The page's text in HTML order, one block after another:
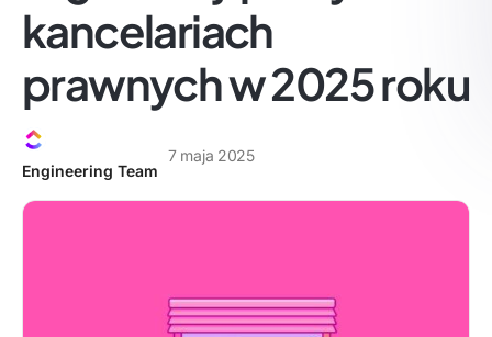
kancelariach
prawnych w 2025 roku
Engineering Team
7 maja 2025